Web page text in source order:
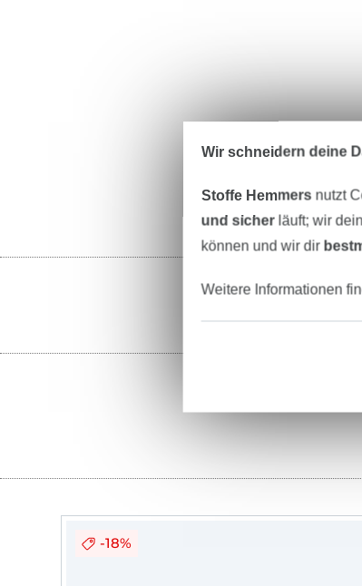
-18%
Wir schneidern deine
Stoffe Hemmers nutzt
und sicherläuft; wir
können und wir dir
Weitere Informationen